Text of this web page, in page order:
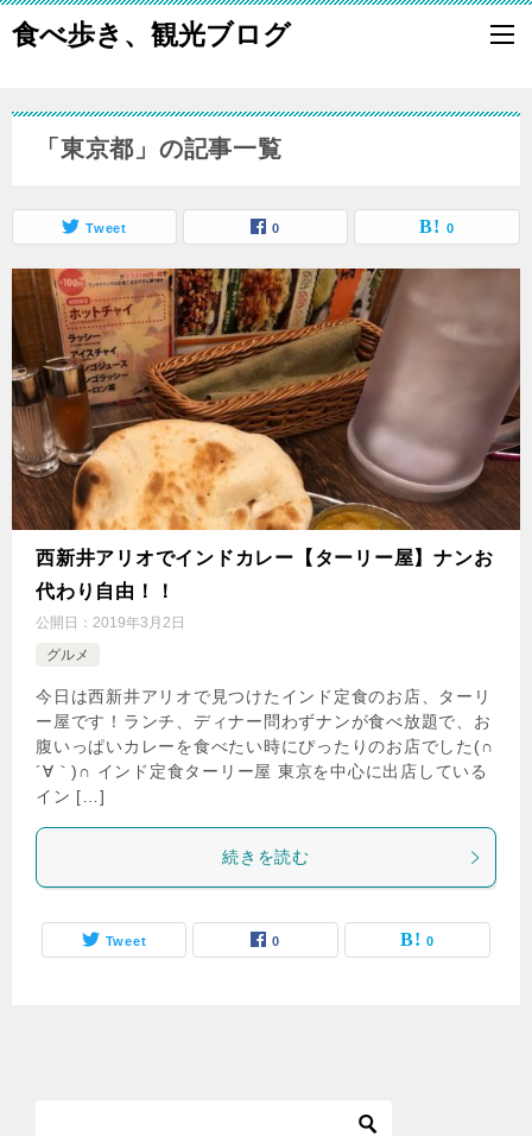
食べ歩き、観光ブログ
「東京都」の記事一覧
Tweet 0 0
西新井アリオでインドカレー【ターリー屋】ナンお
代わり自由！！
公開日： 2019年3月2日
グルメ
今日は西新井アリオで見つけたインド定食のお店、ターリ
ー屋です！ランチ、ディナー問わずナンが食べ放題で、お
腹いっぱいカレーを食べたい時にぴったりのお店でした(∩
´∀｀)∩ インド定食ターリー屋 東京を中心に出店している
イン […]
続きを読む
Tweet 0 0